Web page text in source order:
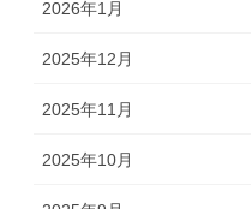
2026年1月
2025年12月
2025年11月
2025年10月